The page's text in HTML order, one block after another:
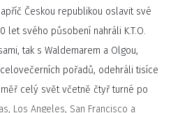
Českou republikou oslavit své
let svého působení nahráli K.T.O.
tak s Waldemarem a Olgou,
pořadů, odehráli tisíce
celý svět včetně čtyř turné po
Los Angeles, San Francisco a